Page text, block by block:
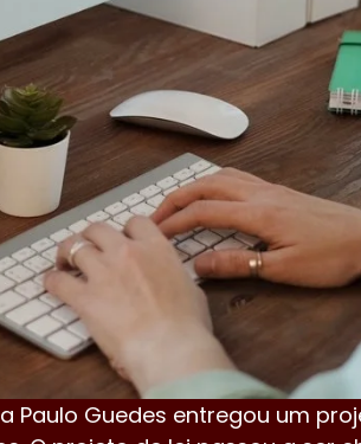
Paulo Guedes entregou um